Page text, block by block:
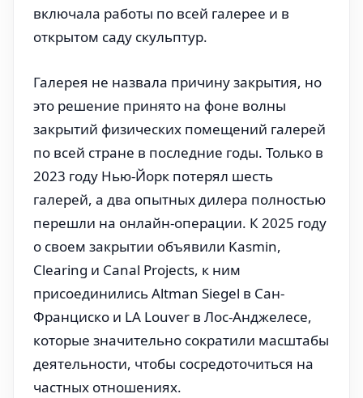
включала работы по всей галерее и в
открытом саду скульптур.
Галерея не назвала причину закрытия, но
это решение принято на фоне волны
закрытий физических помещений галерей
по всей стране в последние годы. Только в
2023 году Нью-Йорк потерял шесть
галерей, а два опытных дилера полностью
перешли на онлайн-операции. К 2025 году
о своем закрытии объявили Kasmin,
Clearing и Canal Projects, к ним
присоединились Altman Siegel в Сан-
Франциско и LA Louver в Лос-Анджелесе,
которые значительно сократили масштабы
деятельности, чтобы сосредоточиться на
частных отношениях.